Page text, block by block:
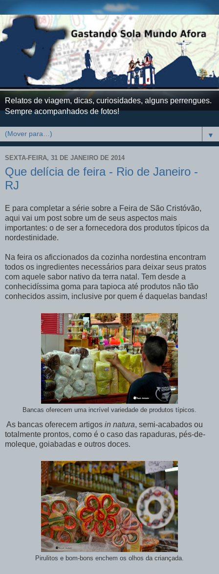
Relatos de viagem, dicas, curiosidades, alguns perrengues.
Sempre acompanhados de fotos!
▼
SEXTA-FEIRA, 31 DE JANEIRO DE 2014
Que delícia de feira - Rio de Janeiro -
RJ
E para completar a série sobre a Feira de São Cristóvão,
aqui vai um post sobre um de seus aspectos mais
importantes: o de ser a fornecedora dos produtos típicos da
nordestinidade.
Na feira os aficcionados da cozinha nordestina encontram
todos os ingredientes necessários para deixar seus pratos
com aquele sabor nativo da terra natal. Tem desde a
conhecidíssima goma para tapioca até produtos não tão
conhecidos assim, inclusive por quem é daquelas bandas!
Bancas oferecem uma incrível variedade de produtos típicos.
As bancas oferecem artigos in natura, semi-acabados ou
totalmente prontos, como é o caso das rapaduras, pés-de-
moleque, goiabadas e outros doces.
Pirulitos e bom-bons enchem os olhos da criançada.